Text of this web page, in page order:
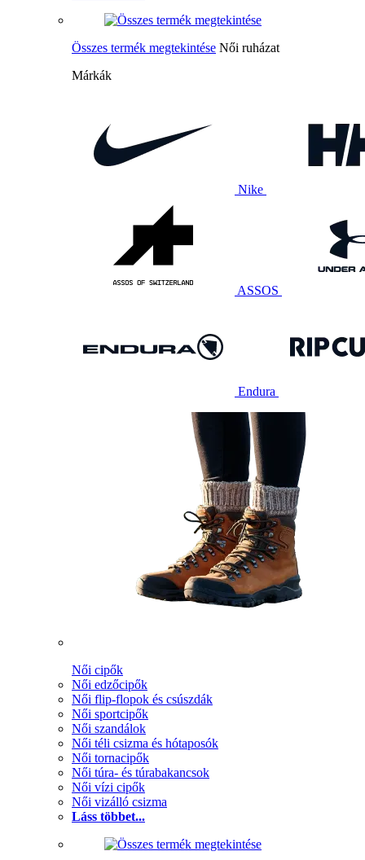
Összes termék megtekintése Női ruházat
Márkák
Nike
ASSOS
Endura
Női cipők
Női edzőcipők
Női flip-flopok és csúszdák
Női sportcipők
Női szandálok
Női téli csizma és hótaposók
Női tornacipők
Női túra- és túrabakancsok
Női vízi cipők
Női vizálló csizma
Láss többet...